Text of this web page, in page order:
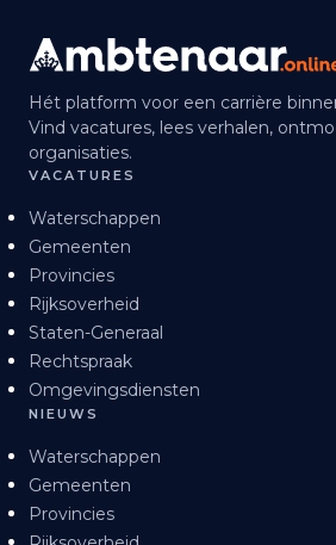
Hét platform voor een carrière
Vind vacatures, lees verhalen,
organisaties.
VACATURES
Waterschappen
Gemeenten
Provincies
Rijksoverheid
Staten-Generaal
Rechtspraak
Omgevingsdiensten
NIEUWS
Waterschappen
Gemeenten
Provincies